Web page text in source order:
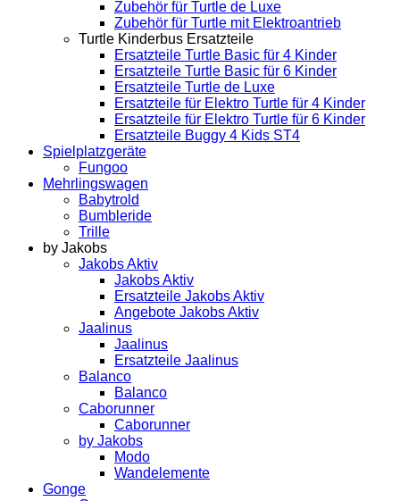
Zubehör für Turtle de Luxe
Zubehör für Turtle mit Elektroantrieb
Turtle Kinderbus Ersatzteile
Ersatzteile Turtle Basic für 4 Kinder
Ersatzteile Turtle Basic für 6 Kinder
Ersatzteile Turtle de Luxe
Ersatzteile für Elektro Turtle für 4 Kinder
Ersatzteile für Elektro Turtle für 6 Kinder
Ersatzteile Buggy 4 Kids ST4
Spielplatzgeräte
Fungoo
Mehrlingswagen
Babytrold
Bumbleride
Trille
by Jakobs
Jakobs Aktiv
Jakobs Aktiv
Ersatzteile Jakobs Aktiv
Angebote Jakobs Aktiv
Jaalinus
Jaalinus
Ersatzteile Jaalinus
Balanco
Balanco
Caborunner
Caborunner
by Jakobs
Modo
Wandelemente
Gonge